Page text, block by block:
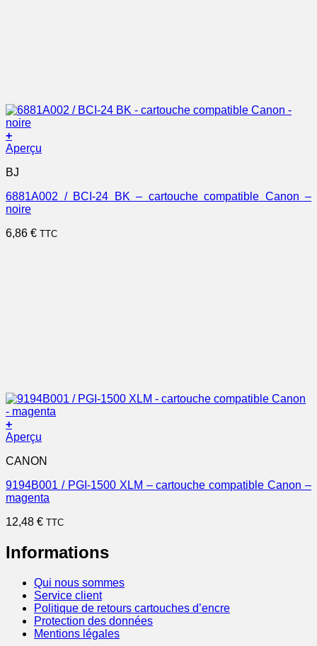
+
Aperçu
BJ
6881A002 / BCI-24 BK – cartouche compatible Canon –
noire
6,86 € TTC
+
Aperçu
CANON
9194B001 / PGI-1500 XLM – cartouche compatible Canon –
magenta
12,48 € TTC
Informations
Qui nous sommes
Service client
Politique de retours cartouches d’encre
Protection des données
Mentions légales